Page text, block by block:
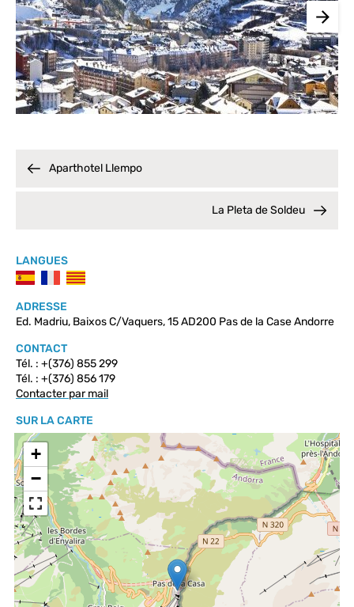
LANGUES
ADRESSE
Ed. Madriu, Baixos C/Vaquers, 15 AD200 Pas de la Case Andorre
CONTACT
Tél. : +(376) 855 299
Tél. : +(376) 856 179
Contacter par mail
SUR LA CARTE
Aparthotel Llempo
La Pleta de Soldeu